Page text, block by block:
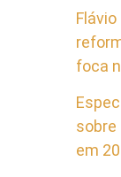
foca
sobre
em